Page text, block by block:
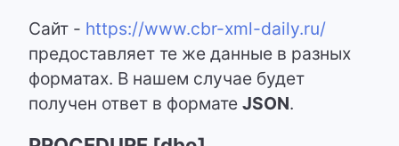
Сайт - https://www.cbr-xml-daily.ru/
предоставляет те же данные в разных
форматах. В нашем случае будет
получен ответ в формате JSON.